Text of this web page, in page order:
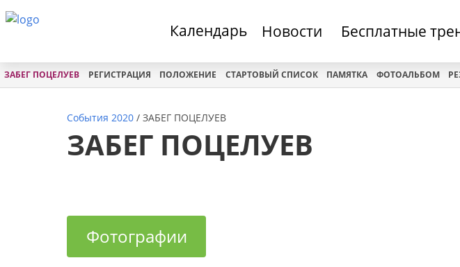
Календарь Новости Бесплатные
ЗАБЕГ ПОЦЕЛУЕВ РЕГИСТРАЦИЯ ПОЛОЖЕНИЕ СТАРТОВЫЙ СПИСОК ПАМЯТКА ФОТОАЛЬБОМ
События 2020 / ЗАБЕГ ПОЦЕЛУЕВ
ЗАБЕГ ПОЦЕЛУЕВ
Фотографии